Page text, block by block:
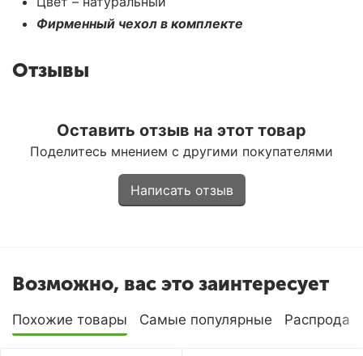
Фирменный чехол в комплекте
Отзывы
Оставить отзыв на этот товар
Поделитесь мнением с другими покупателями
Написать отзыв
Возможно, вас это заинтересует
Похожие товары Самые популярные